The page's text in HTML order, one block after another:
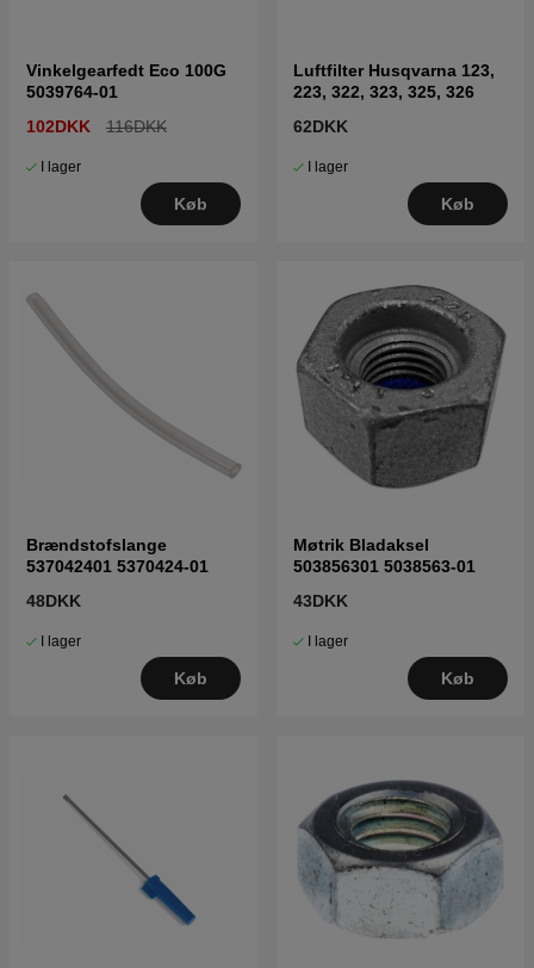
Vinkelgearfedt Eco 100G
5039764-01
102DKK
116DKK
I lager
Køb
Luftfilter Husqvarna 123,
223, 322, 323, 325, 326
62DKK
I lager
Køb
Brændstofslange
537042401 5370424-01
48DKK
I lager
Køb
Møtrik Bladaksel
503856301 5038563-01
43DKK
I lager
Køb